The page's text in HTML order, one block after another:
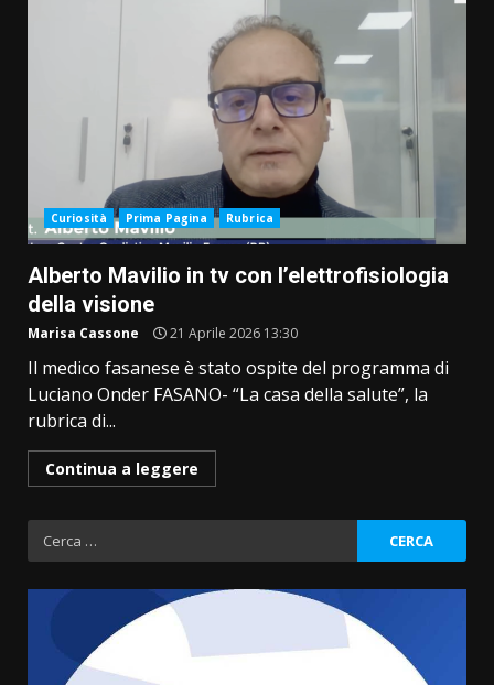
Curiosità Prima Pagina Rubrica
Alberto Mavilio in tv con l’elettrofisiologia
della visione
Marisa Cassone 21 Aprile 2026 13:30
Il medico fasanese è stato ospite del programma di
Luciano Onder FASANO- “La casa della salute”, la
rubrica di...
Continua a leggere
Ricerca
per: